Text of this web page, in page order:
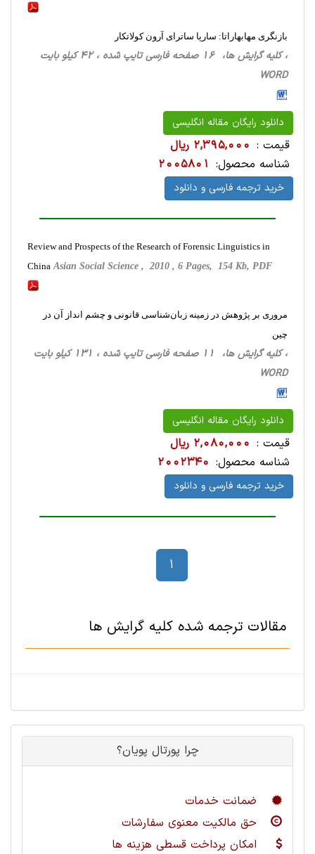
بازنگری مهابهاراتا: سارپا ساترای آرون کولاتکار
، کلیه گرایش ها، 16 صفحه فارسی تایپ شده ، 42 کیلو بایت
WORD
دانلود رایگان مقاله انگلیسی
قیمت : 2,395,000 ریال
شناسه محصول: 2005801
خرید ترجمه فارسی و دانلود
Review and Prospects of the Research of Forensic Linguistics in
China Asian Social Science , 2010 , 6 Pages, 154 Kb, PDF
مروری بر پژوهش در زمینه زبان‌شناسی قانونی و چشم انداز آن در
چین
، کلیه گرایش ها، 11 صفحه فارسی تایپ شده ، 131 کیلو بایت
WORD
دانلود رایگان مقاله انگلیسی
قیمت : 2,080,000 ریال
شناسه محصول: 2002340
خرید ترجمه فارسی و دانلود
1
مقالات ترجمه شده کلیه گرایش ها
چرا پورتال پویان؟
ضمانت خدمات
حق مالکیت معنوی سفارشات
امکان پرداخت قسطی هزینه ها